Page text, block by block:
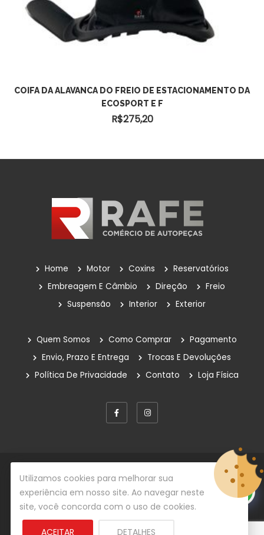
ADICIONAR AO CARRINHO
COIFA DA ALAVANCA DO FREIO DE ESTACIONAMENTO DA
ECOSPORT E F
R$275,20
Home Motor Coxins
Reservatórios
Embreagem E Câmbio
Direção
Freio
Suspensão
Interior Exterior
Quem Somos Como Comprar
Pagamento
Envio, Prazo E Entrega
Trocas E Devoluções
Política De Privacidade
Contato Loja Física
© Copyright 2026Rafe Auto PeçasTodos os direitos
reservados.
Desenvolvido por Centrada Comunicação
Utilizamos cookies para melhorar sua
experiência em nosso site. Ao navegar neste
site, você concorda com o uso de cookies.
ACEITAR DETALHES